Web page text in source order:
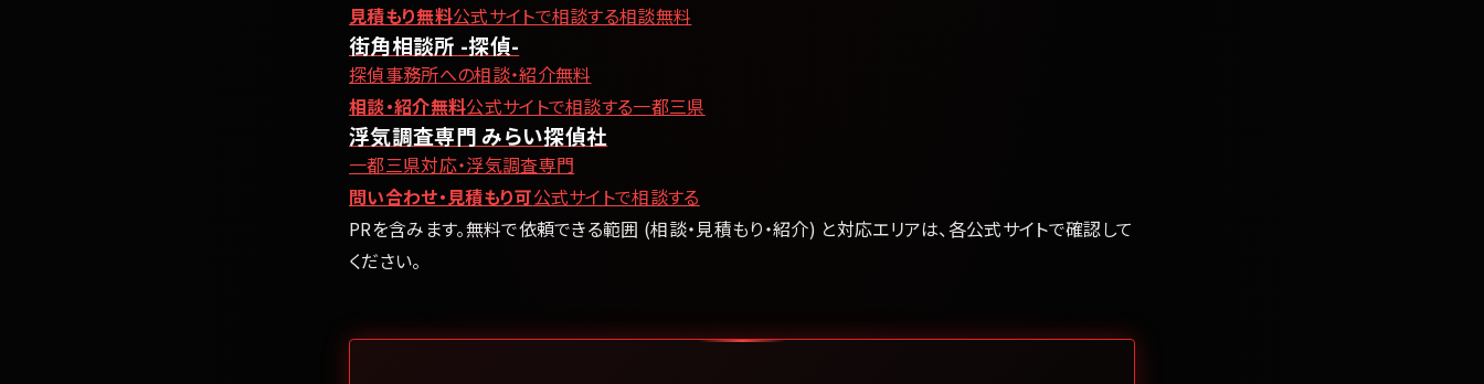
見積もり無料公式サイトで相談する相談無料
街角相談所 -探偵-
探偵事務所への相談・紹介無料
相談・紹介無料公式サイトで相談する一都三県
浮気調査専門 みらい探偵社
一都三県対応・浮気調査専門
問い合わせ・見積もり可公式サイトで相談する
PRを含みます。無料で依頼できる範囲 (相談・見積もり・紹介) と対応エリアは、各公式サイトで確認して
ください。